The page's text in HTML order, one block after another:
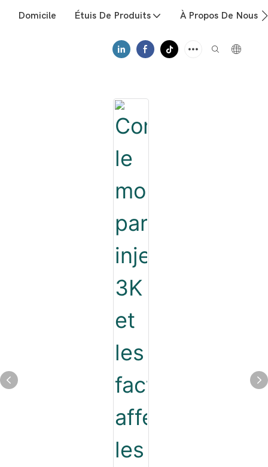
Domicile Étuis De Produits À Propos De Nous